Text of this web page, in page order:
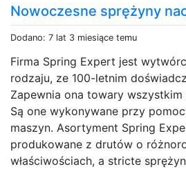
Nowoczesne sprężyny
Dodano: 7 lat 3 miesiące temu
Firma Spring Expert jest
rodzaju, ze 100-letnim
Zapewnia ona towary wszystkim
Są one wykonywane przy
maszyn. Asortyment Spring
produkowane z drutów o
właściwościach, a stricte